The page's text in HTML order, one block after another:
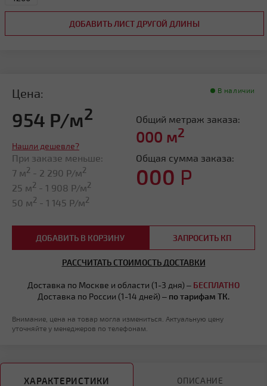
ДОБАВИТЬ ЛИСТ ДРУГОЙ ДЛИНЫ
Цена:
954 Р/м2
Нашли дешевле?
При заказе меньше:
7 м2 - 2 290 Р/м2
25 м2 - 1 908 Р/м2
50 м2 - 1 145 Р/м2
В наличии
Общий метраж заказа:
000 м2
Общая сумма заказа:
000 Р
ДОБАВИТЬ В КОРЗИНУ ЗАПРОСИТЬ КП
РАССЧИТАТЬ СТОИМОСТЬ ДОСТАВКИ
Доставка по Москве и области (1-3 дня) – БЕСПЛАТНО
Доставка по России (1-14 дней) – по тарифам ТК.
Внимание, цена на товар могла измениться. Актуальную цену
уточняйте у менеджеров по телефонам.
ХАРАКТЕРИСТИКИ ОПИСАНИЕ